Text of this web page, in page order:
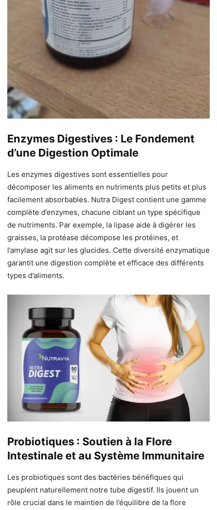
Enzymes Digestives : Le Fondement
d’une Digestion Optimale
Les enzymes digestives sont essentielles pour
décomposer les aliments en nutriments plus petits et plus
facilement absorbables. Nutra Digest contient une gamme
complète d’enzymes, chacune ciblant un type spécifique
de nutriments. Par exemple, la lipase aide à digérer les
graisses, la protéase décompose les protéines, et
l’amylase agit sur les glucides. Cette diversité enzymatique
garantit une digestion complète et efficace des différents
types d’aliments.
Probiotiques : Soutien à la Flore
Intestinale et au Système Immunitaire
Les probiotiques sont des bactéries bénéfiques qui
peuplent naturellement notre tube digestif. Ils jouent un
rôle crucial dans le maintien de l’équilibre de la flore